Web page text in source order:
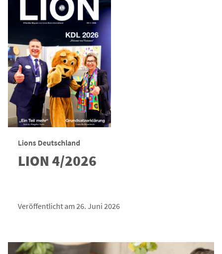
Lions Deutschland
LION 4/2026
Veröffentlicht am 26. Juni 2026